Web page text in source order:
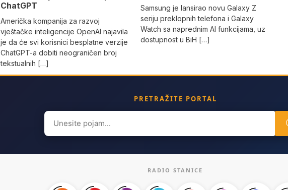
ChatGPT
Američka kompanija za razvoj
vještačke inteligencije OpenAI najavila
je da će svi korisnici besplatne verzije
ChatGPT-a dobiti neograničen broj
tekstualnih […]
Samsung je lansirao novu Galaxy Z
seriju preklopnih telefona i Galaxy
Watch sa naprednim AI funkcijama, uz
dostupnost u BiH […]
PRETRAŽITE PORTAL
Search
for:
RADIO STANICE